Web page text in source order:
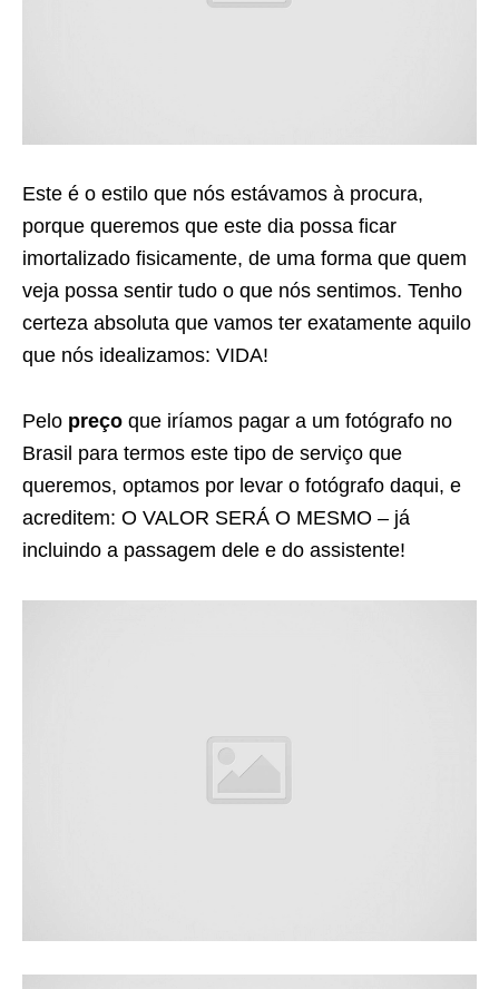
Este é o estilo que nós estávamos à procura,
porque queremos que este dia possa ficar
imortalizado fisicamente, de uma forma que quem
veja possa sentir tudo o que nós sentimos. Tenho
certeza absoluta que vamos ter exatamente aquilo
que nós idealizamos: VIDA!
Pelo preço que iríamos pagar a um fotógrafo no
Brasil para termos este tipo de serviço que
queremos, optamos por levar o fotógrafo daqui, e
acreditem: O VALOR SERÁ O MESMO – já
incluindo a passagem dele e do assistente!